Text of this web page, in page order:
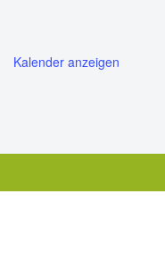
Kalender anzeigen